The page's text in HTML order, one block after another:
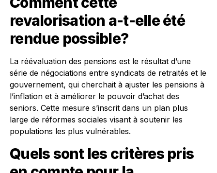
revalorisation a-t-elle été
rendue possible?
La réévaluation des pensions est le résultat d’une
série de négociations entre syndicats de retraités et le
gouvernement, qui cherchait à ajuster les pensions à
l’inflation et à améliorer le pouvoir d’achat des
seniors. Cette mesure s’inscrit dans un plan plus
large de réformes sociales visant à soutenir les
populations les plus vulnérables.
Quels sont les critères pris